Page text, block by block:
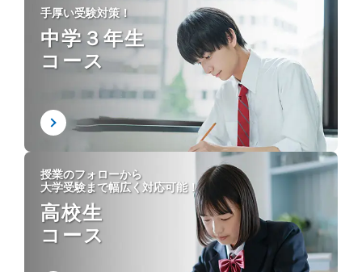
手厚い受験対策！
中学３年生
コース
授業のフォローから
大学受験まで幅広く対応可能！
高校生
コース